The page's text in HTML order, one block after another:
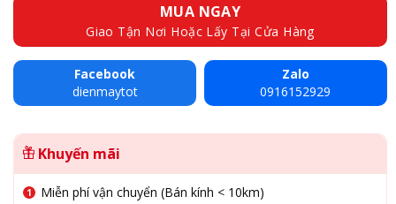
MUA NGAY
Giao Tận Nơi Hoặc Lấy Tại Cửa Hàng
Facebook
dienmaytot
Zalo
0916152929
Khuyến mãi
Miễn phí vận chuyển (Bán kính < 10km)